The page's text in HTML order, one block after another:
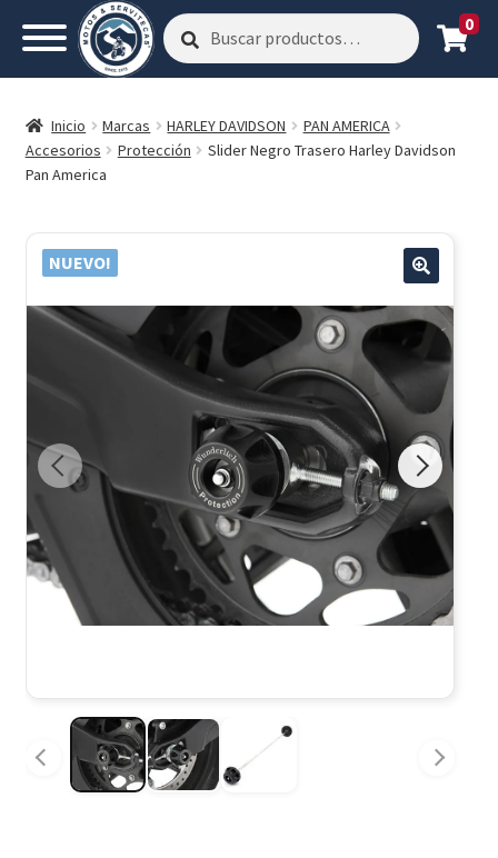
Buscar
por:
Buscar 0
Inicio Marcas HARLEY DAVIDSON
PAN AMERICA
Accesorios
Protección
Slider Negro Trasero Harley Davidson
Pan America
NUEVO!